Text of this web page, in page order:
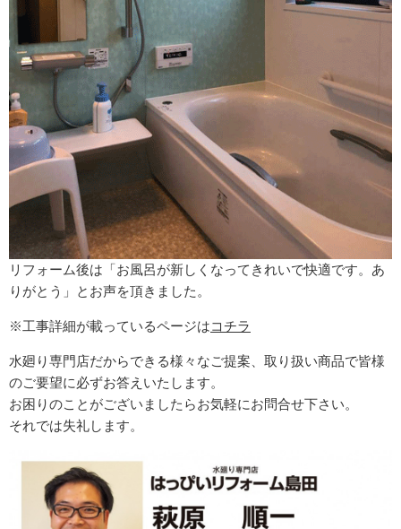
リフォーム後は「お風呂が新しくなってきれいで快適です。あ
りがとう」とお声を頂きました。
※工事詳細が載っているページはコチラ
水廻り専門店だからできる様々なご提案、取り扱い商品で皆様
のご要望に必ずお答えいたします。
お困りのことがございましたらお気軽にお問合せ下さい。
それでは失礼します。